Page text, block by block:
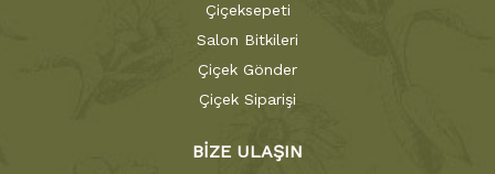
Çiçeksepeti
Salon Bitkileri
Çiçek Gönder
Çiçek Siparişi
BİZE ULAŞIN